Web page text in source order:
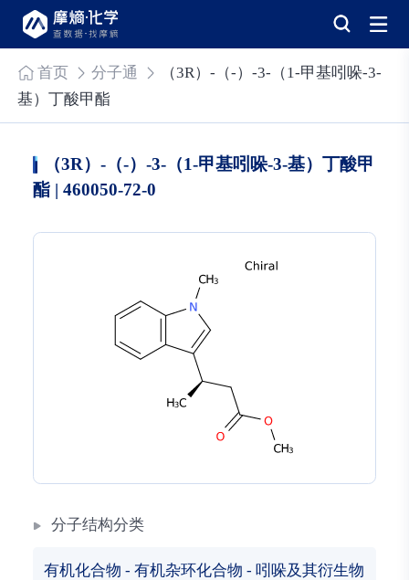
首页 分子通
（3R）-（-）-3-（1-甲基吲哚-3-
基）丁酸甲酯
（3R）-（-）-3-（1-甲基吲哚-3-基）丁酸甲
酯 | 460050-72-0
分子结构分类
有机化合物 - 有机杂环化合物 - 吲哚及其衍生物